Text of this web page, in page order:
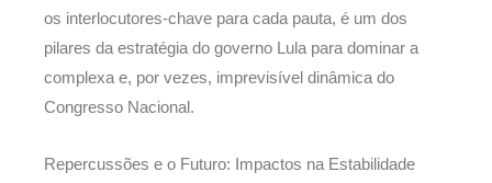
os interlocutores-chave para cada pauta, é um dos
pilares da estratégia do governo Lula para dominar a
complexa e, por vezes, imprevisível dinâmica do
Congresso Nacional.
Repercussões e o Futuro: Impactos na Estabilidade